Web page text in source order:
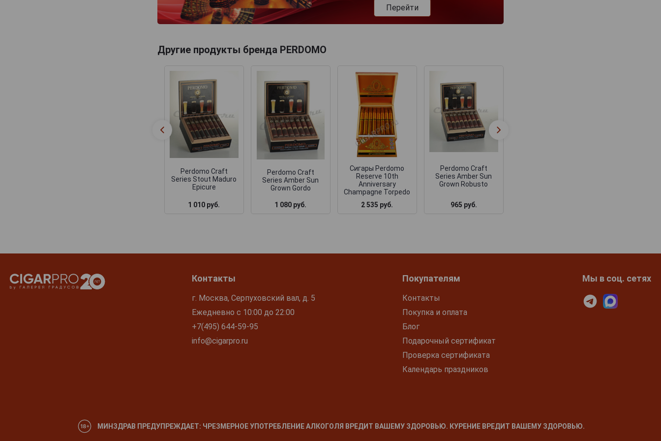
Перейти
Другие продукты бренда PERDOMO
Perdomo Craft
Series Stout Maduro
Epicure
1 010 руб.
Perdomo Craft
Series Amber Sun
Grown Gordo
1 080 руб.
Сигары Perdomo
Reserve 10th
Anniversary
Champagne Torpedo
2 535 руб.
Perdomo Craft
Series Amber Sun
Grown Robusto
965 руб.
Контакты
г. Москва, Серпуховский вал, д. 5
Ежедневно с 10:00 до 22:00
+7(495) 644-59-95
info@cigarpro.ru
Покупателям
Контакты
Покупка и оплата
Блог
Подарочный сертификат
Проверка сертификата
Календарь праздников
Мы в соц. сетях
МИНЗДРАВ ПРЕДУПРЕЖДАЕТ: ЧРЕЗМЕРНОЕ УПОТРЕБЛЕНИЕ АЛКОГОЛЯ ВРЕДИТ ВАШЕМУ ЗДОРОВЬЮ. КУРЕНИЕ ВРЕДИТ ВАШЕМУ ЗДОРОВЬЮ.